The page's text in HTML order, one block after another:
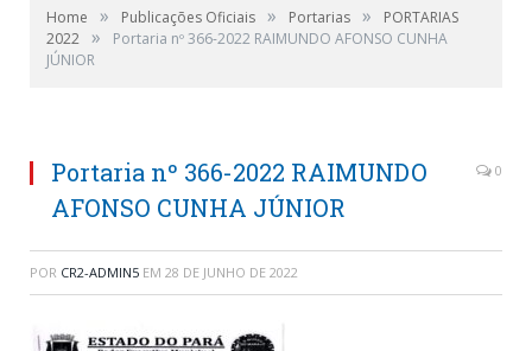
Home » Publicações Oficiais » Portarias »
PORTARIAS
2022 »
Portaria nº 366-2022 RAIMUNDO AFONSO CUNHA
JÚNIOR
Portaria nº 366-2022 RAIMUNDO
AFONSO CUNHA JÚNIOR
0
POR CR2-ADMIN5 EM 28 DE JUNHO DE 2022